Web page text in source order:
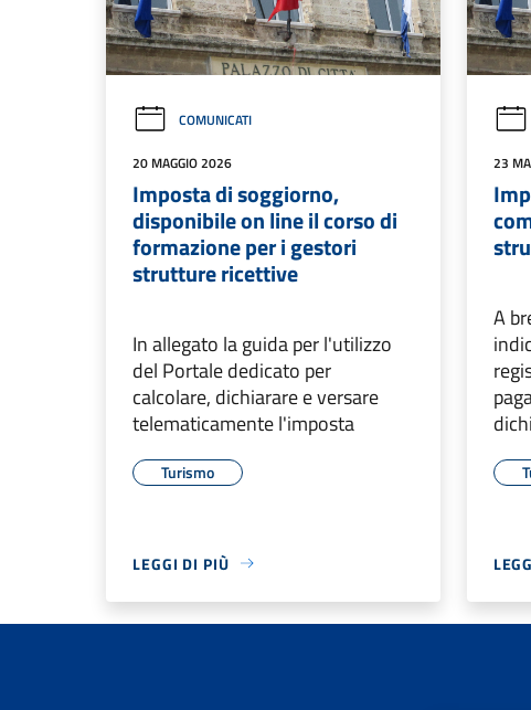
COMUNICATI
20 MAGGIO 2026
Imposta di soggiorno,
disponibile on line il corso di
formazione per i gestori
strutture ricettive
In allegato la guida per l'utilizzo
del Portale dedicato per
calcolare, dichiarare e versare
telematicamente l'imposta
Turismo
LEGGI DI PIÙ
23
A